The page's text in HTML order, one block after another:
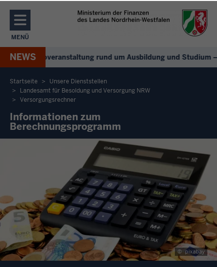
Direkt zum Inhalt
MENÜ
NAVIGATION AKTIVIEREN/DEAKTIVIEREN: MENÜ
NEWS
Digitale Infoveranstaltung rund um Ausbildung und Studium
Sie
sich
hier
Startseite
Unsere Dienststellen
Landesamt für Besoldung und Versorgung NRW
Versorgungsrechner
Informationen zum
Berechnungsprogramm
© pixabay